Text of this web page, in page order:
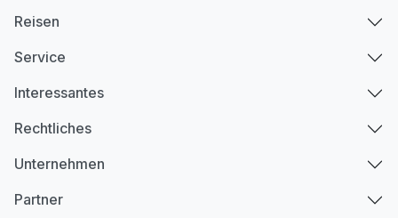
Reisen
Service
Interessantes
Rechtliches
Unternehmen
Partner